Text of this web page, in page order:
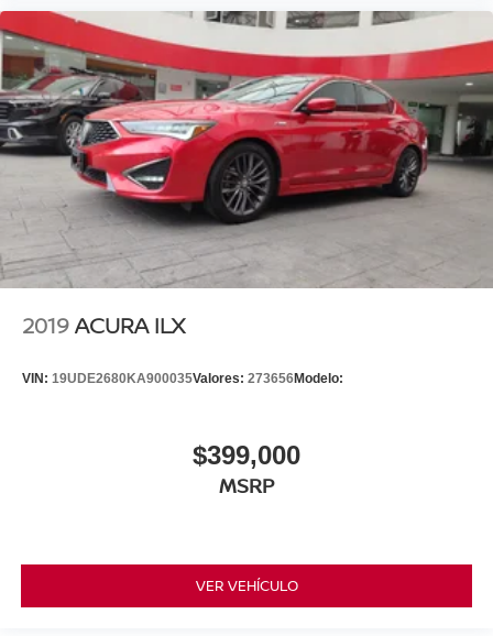
2019ACURA ILX
VIN: 19UDE2680KA900035Valores: 273656Modelo:
$399,000
MSRP
VER VEHÍCULO